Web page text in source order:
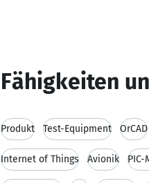
Fähigkeiten
Produkt Test-Equipment OrCAD
Internet of Things Avionik